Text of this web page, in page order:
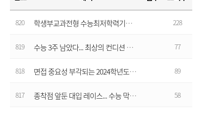
820 학생부교과전형 수능최저학력기준 완화 기조... "올해 충족률, 경쟁률 상승할 듯" 228
819 수능 3주 남았다... 최상의 컨디션 유지할 건강 관리법 77
818 면접 중요성 부각되는 2024학년도 학생부종합전형 89
817 종착점 앞둔 대입 레이스... 수능 막바지 영역별 학습 전략 58